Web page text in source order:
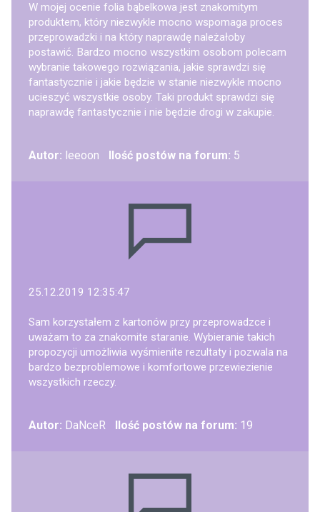
W mojej ocenie folia bąbelkowa jest znakomitym
produktem, który niezwykle mocno wspomaga proces
przeprowadzki i na który naprawdę należałoby
postawić. Bardzo mocno wszystkim osobom polecam
wybranie takowego rozwiązania, jakie sprawdzi się
fantastycznie i jakie będzie w stanie niezwykle mocno
ucieszyć wszystkie osoby. Taki produkt sprawdzi się
naprawdę fantastycznie i nie będzie drogi w zakupie.
Autor: leeoon Ilość postów na forum: 5
25.12.2019 12:35:47
Sam korzystałem z kartonów przy przeprowadzce i
uważam to za znakomite staranie. Wybieranie takich
propozycji umożliwia wyśmienite rezultaty i pozwala na
bardzo bezproblemowe i komfortowe przewiezienie
wszystkich rzeczy.
Autor: DaNceR Ilość postów na forum: 19